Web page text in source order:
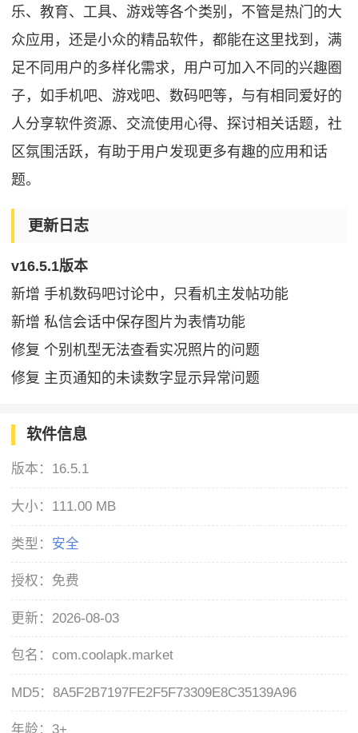
乐、教育、工具、游戏等各个类别，不管是热门的大
众应用，还是小众的精品软件，都能在这里找到，满
足不同用户的多样化需求，用户可加入不同的兴趣圈
子，如手机吧、游戏吧、数码吧等，与有相同爱好的
人分享软件资源、交流使用心得、探讨相关话题，社
区氛围活跃，有助于用户发现更多有趣的应用和话
题。
更新日志
v16.5.1版本
新增 手机数码吧讨论中，只看机主发帖功能
新增 私信会话中保存图片为表情功能
修复 个别机型无法查看实况照片的问题
修复 主页通知的未读数字显示异常问题
软件信息
版本： 16.5.1
大小： 111.00 MB
类型： 安全
授权： 免费
更新： 2026-08-03
包名：com.coolapk.market
MD5：8A5F2B7197FE2F5F73309E8C35139A96
年龄： 3+